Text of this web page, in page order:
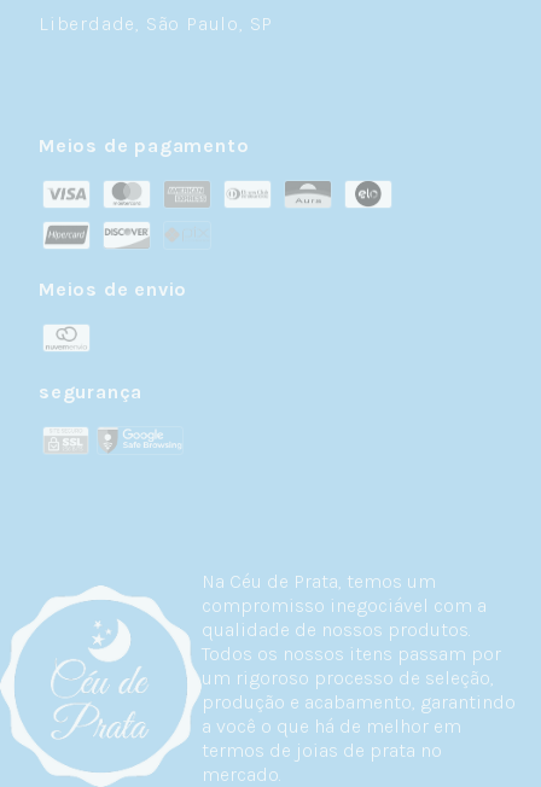
Na Céu de Prata, temos um
compromisso inegociável com a
qualidade de nossos produtos.
Todos os nossos itens passam por
um rigoroso processo de seleção,
produção e acabamento, garantindo
a você o que há de melhor em
termos de joias de prata no
mercado.
Liberdade, São Paulo, SP
Meios de pagamento
Meios de envio
segurança